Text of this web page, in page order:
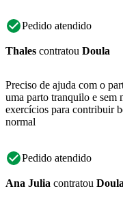
Pedido atendido
Thales contratou Doula
Preciso de ajuda com o
uma parto tranquilo e sem
exercícios para contribuir
normal
Pedido atendido
Ana Julia contratou Doula